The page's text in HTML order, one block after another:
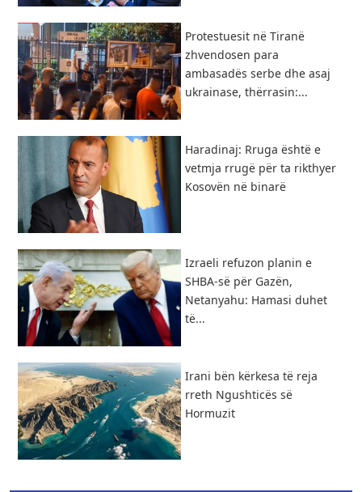
Protestuesit në Tiranë
zhvendosen para
ambasadës serbe dhe asaj
ukrainase, thërrasin:...
Haradinaj: Rruga është e
vetmja rrugë për ta rikthyer
Kosovën në binarë
Izraeli refuzon planin e
SHBA-së për Gazën,
Netanyahu: Hamasi duhet
të...
​Irani bën kërkesa të reja
rreth Ngushticës së
Hormuzit